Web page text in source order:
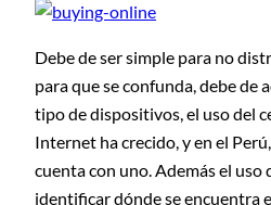
Debe de ser simple para no
para que se confunda, debe de
tipo de dispositivos, el uso del
Internet ha crecido, y en el
cuenta con uno. Además el
identificar dónde se encuentra